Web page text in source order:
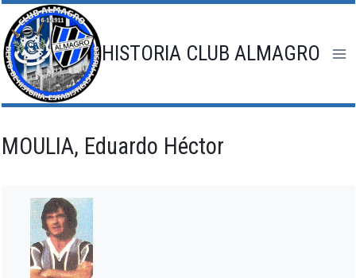
Saltar
al
contenido
HISTORIA CLUB ALMAGRO
MOULIA, Eduardo Héctor